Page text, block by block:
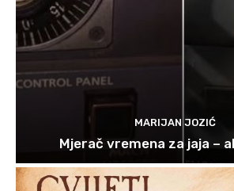
MARIJAN JOZIĆ
Mjerač vremena za jaja –